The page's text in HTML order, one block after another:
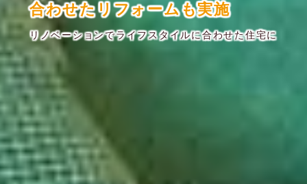
合わせたリフォームも実施
リノベーションでライフスタイルに合わせた住宅に